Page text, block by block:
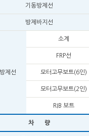
기동방제선
방제바지선
제선
소계
FRP선
모터고무보트(6인)
모터고무보트(2인)
RIB 보트
차 량